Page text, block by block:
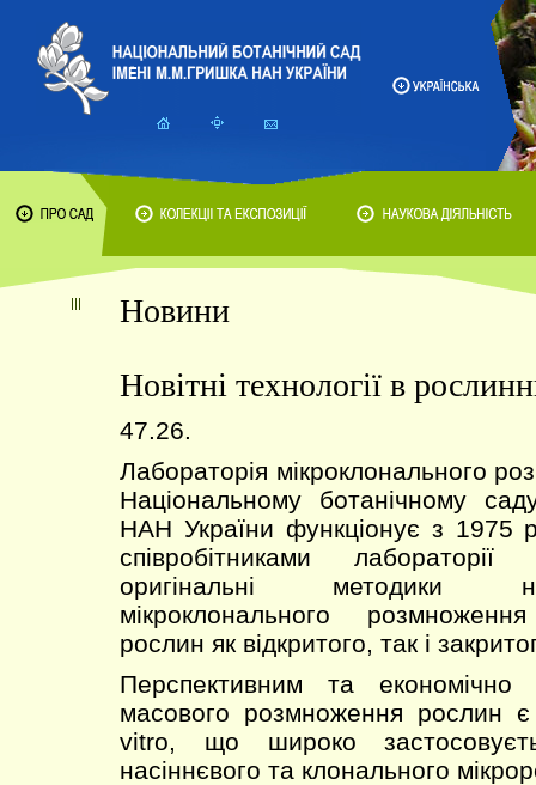
Новини
Новітні технології в
47.26.
Лабораторія мікроклонального
Національному ботанічному
НАН України функціонує з 1975
співробітниками
оригінальні методики
мікроклонального
рослин як відкритого, так і
Перспективним та економічно
масового розмноження рослин
vitro, що широко
насіннєвого та клонального